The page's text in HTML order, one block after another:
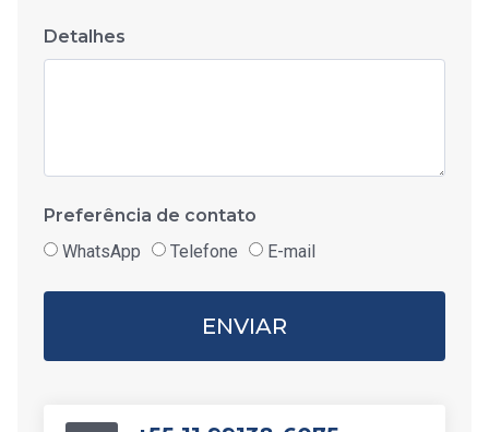
Detalhes
Preferência de contato
WhatsApp
Telefone E-mail
ENVIAR